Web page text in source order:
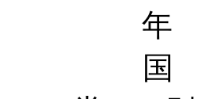
年
国